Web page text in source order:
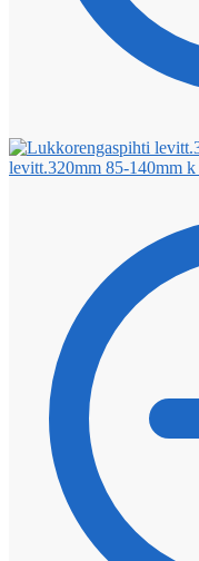
levitt.320mm 85-140mm k